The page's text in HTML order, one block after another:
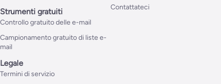
Strumenti gratuiti
Controllo gratuito delle e-mail
Campionamento gratuito di liste e-
mail
Contattateci
Legale
Termini di servizio